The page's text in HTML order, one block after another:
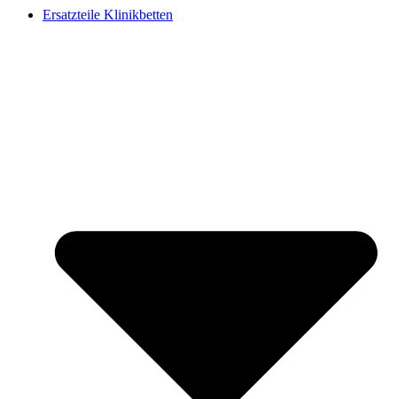
Ersatzteile Klinikbetten